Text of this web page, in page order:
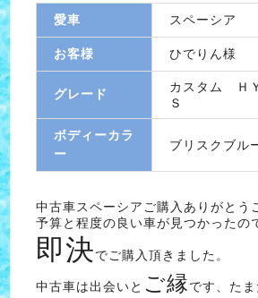
愛車 スペーシア
お客様 ひでりん様
グレード
カスタム Ｈ
Ｓ
ボディーカラ
ー
ブリスクブル
中古車スペーシアご購入ありがとう
予算と程度の良い車が見つかったの
即決でご購入頂きました。
中古車は出会いと ご縁です、た